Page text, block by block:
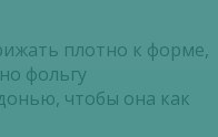
плотно к форме,
фольгу
чтобы она как